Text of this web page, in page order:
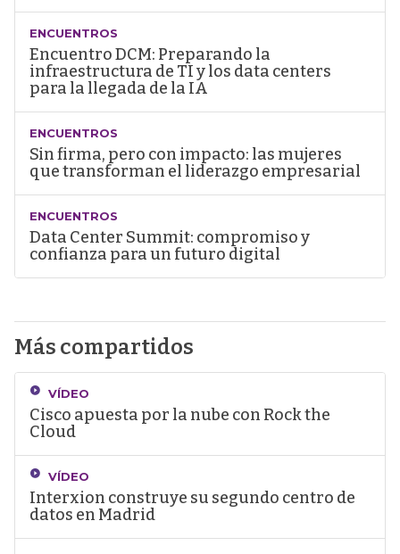
ENCUENTROS
Encuentro DCM: Preparando la
infraestructura de TI y los data centers
para la llegada de la IA
ENCUENTROS
Sin firma, pero con impacto: las mujeres
que transforman el liderazgo empresarial
ENCUENTROS
Data Center Summit: compromiso y
confianza para un futuro digital
Más compartidos
VÍDEO
Cisco apuesta por la nube con Rock the
Cloud
VÍDEO
Interxion construye su segundo centro de
datos en Madrid